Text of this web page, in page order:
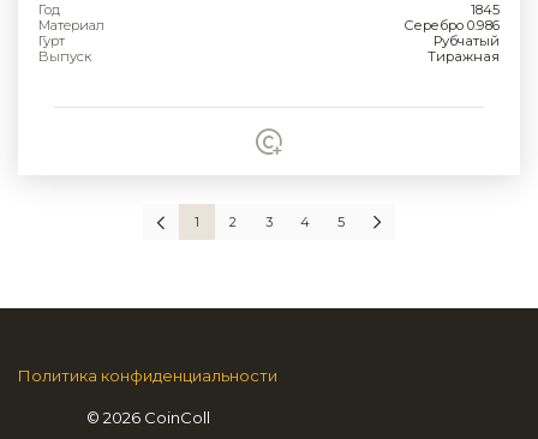
Год
1845
Материал
Серебро 0.986
Гурт
Рубчатый
Выпуск
Тиражная
1 2 3 4 5
© 2026 CoinColl
Политика конфиденциальности